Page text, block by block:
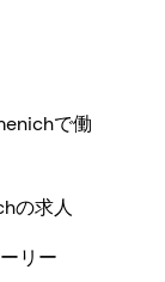
で働
の求人
リー